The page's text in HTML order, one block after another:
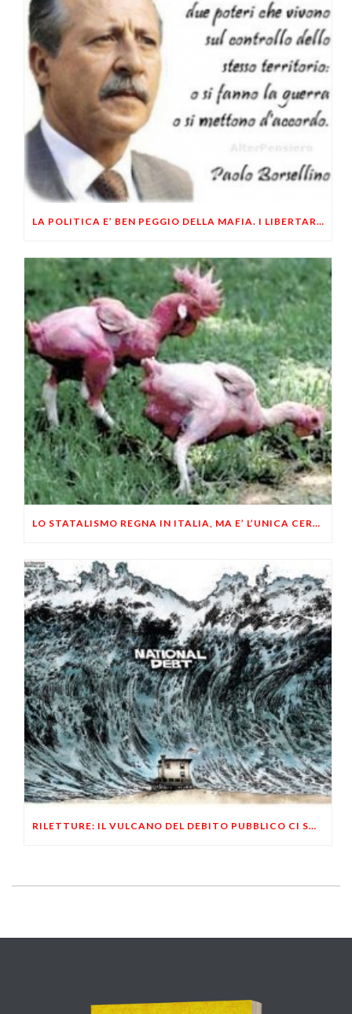
LA POLITICA E’ BEN PEGGIO DELLA MAFIA. I LIBERTARI LO SAPEVAMO GIA’
LO STATALISMO REGNA IN ITALIA, MA E’ L’UNICA CERTEZZA
RILETTURE: IL VULCANO DEL DEBITO PUBBLICO CI SOMMERGERA’